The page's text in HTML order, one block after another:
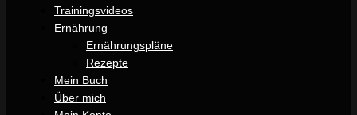
Trainingsvideos
Ernährung
Ernährungspläne
Rezepte
Mein Buch
Über mich